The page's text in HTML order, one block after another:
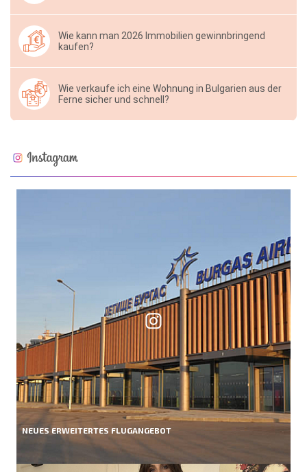
Wie kann man 2026 Immobilien gewinnbringend
kaufen?
Wie verkaufe ich eine Wohnung in Bulgarien aus der
Ferne sicher und schnell?
NEUES ERWEITERTES FLUGANGEBOT